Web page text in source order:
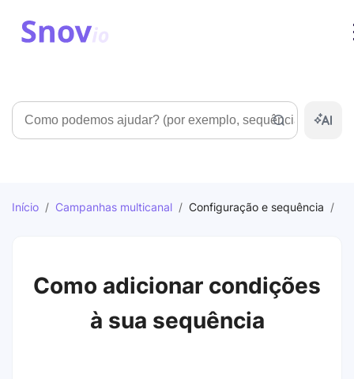
Pesquisar
Início / Campanhas multicanal / Configuração e sequência /
Como adicionar condições
à sua sequência